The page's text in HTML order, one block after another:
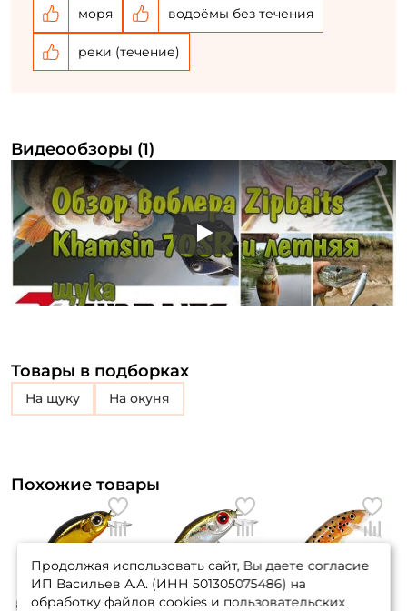
моря водоёмы без течения
реки (течение)
Видеообзоры (1)
Play
Товары в подборках
на щуку на окуня
Похожие товары
Продолжая использовать сайт, Вы даете согласие
ИП Васильев А.А. (ИНН 501305075486) на
обработку файлов cookies и пользовательских